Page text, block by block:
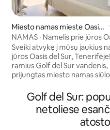
Miesto namas mieste Oasis
del Sur
NAMAS · Namelis prie jūros
Sveiki atvykę į mūsų jaukius
jūros Oasis del Sur,
ramius Golf del Sur vandenis,
prijungtas miesto namas
draugams, ieškantiems
Atsipalaiduokite ir
puikiai dekoruotoje ir
erdvėje, kurioje yra du
Golf del Sur:
netoliese